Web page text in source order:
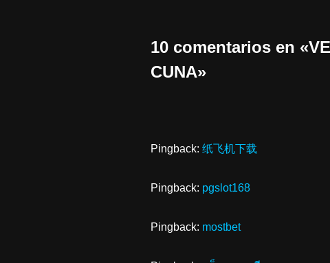
10 comentarios en
CUNA»
Pingback: 纸飞机下载
Pingback: pgslot168
Pingback: mostbet